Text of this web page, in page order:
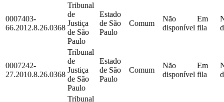
0007403-
66.2012.8.26.0368
Tribunal
de
Justiça
de São
Paulo
Estado
de São
Paulo
Comum
Não
disponível
Em
fila
0007242-
27.2010.8.26.0368
Tribunal
de
Justiça
de São
Paulo
Estado
de São
Paulo
Comum
Não
disponível
Em
fila
Tribunal